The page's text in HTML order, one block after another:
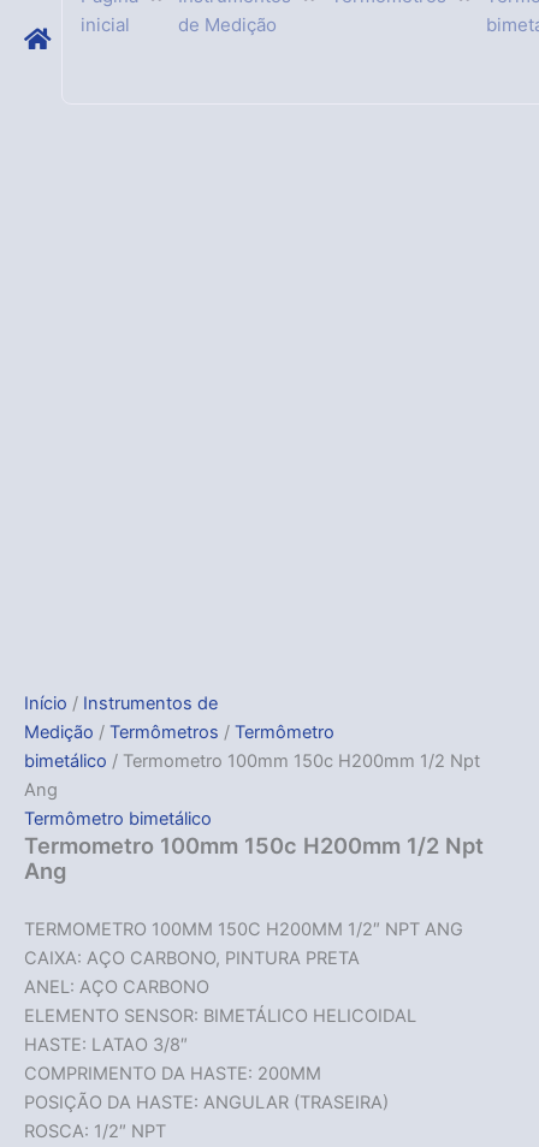
inicial
de Medição
Início / Instrumentos de
Medição / Termômetros / Termômetro
bimetálico / Termometro 100mm 150c H200mm 1/2 Npt
Ang
Termômetro bimetálico
Termometro 100mm 150c H200mm 1/2 Npt
Ang
TERMOMETRO 100MM 150C H200MM 1/2″ NPT ANG
CAIXA: AÇO CARBONO, PINTURA PRETA
ANEL: AÇO CARBONO
ELEMENTO SENSOR: BIMETÁLICO HELICOIDAL
HASTE: LATAO 3/8″
COMPRIMENTO DA HASTE: 200MM
POSIÇÃO DA HASTE: ANGULAR (TRASEIRA)
ROSCA: 1/2″ NPT